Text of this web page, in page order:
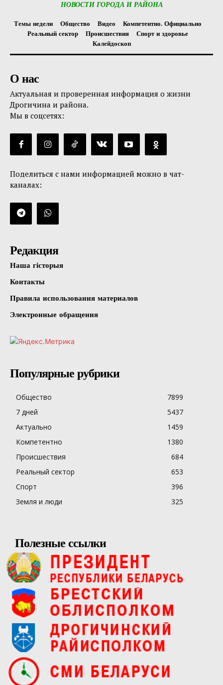
НОВОСТИ ГОРОДА И РАЙОНА
Темы недели Общество Видео
Компетентно. Официально
Реальный сектор
Происшествия
Спорт и здоровье
Калейдоскоп
О нас
Актуальная и проверенная информация о жизни
Дрогичина и района.
Мы в соцсетях:
Поделиться с нами информацией можно в чат-
каналах:
Редакция
Наша гісторыя
Контакты
Правила использования материалов
Электронные обращения
Популярные рубрики
Общество
7899
7 дней
5437
Актуально
1459
Компетентно
1380
Происшествия
684
Реальный сектор
653
Спорт
396
Земля и люди
325
Полезные ссылки